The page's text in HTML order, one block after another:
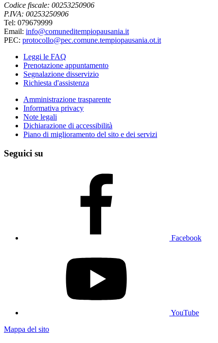
Codice fiscale: 00253250906
P.IVA: 00253250906
Tel: 079679999
Email: info@comuneditempiopausania.it
PEC: protocollo@pec.comune.tempiopausania.ot.it
Leggi le FAQ
Prenotazione appuntamento
Segnalazione disservizio
Richiesta d'assistenza
Amministrazione trasparente
Informativa privacy
Note legali
Dichiarazione di accessibilità
Piano di miglioramento del sito e dei servizi
Seguici su
Facebook
YouTube
Mappa del sito